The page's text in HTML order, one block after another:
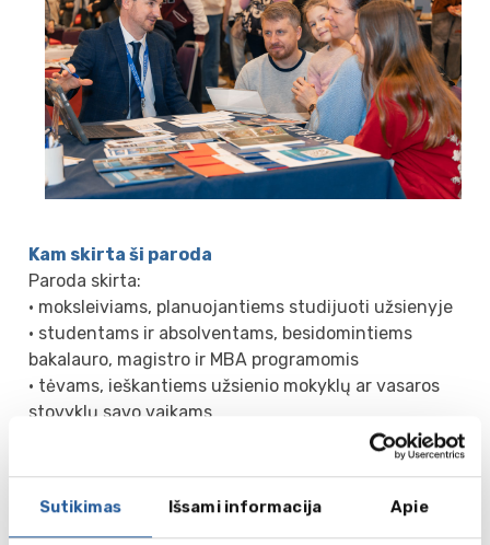
Sutikimas Išsami informacija Apie
Kam skirta ši paroda
Paroda skirta:
• moksleiviams, planuojantiems studijuoti užsienyje
• studentams ir absolventams, besidomintiems
bakalauro, magistro ir MBA programomis
• tėvams, ieškantiems užsienio mokyklų ar vasaros
stovyklų savo vaikams
• jauniems specialistams ir suaugusiesiems,
planuojantiems studijas ar karjeros pokyčius
• visiems, kurie domisi tarptautiniu išsilavinimu